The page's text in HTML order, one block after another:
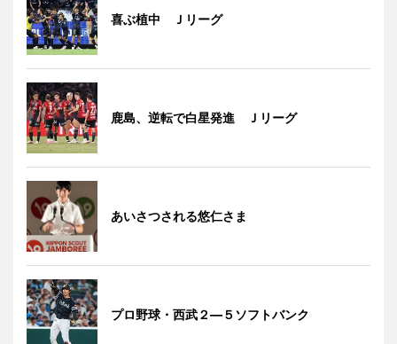
喜ぶ植中 Ｊリーグ
鹿島、逆転で白星発進 Ｊリーグ
あいさつされる悠仁さま
プロ野球・西武２―５ソフトバンク